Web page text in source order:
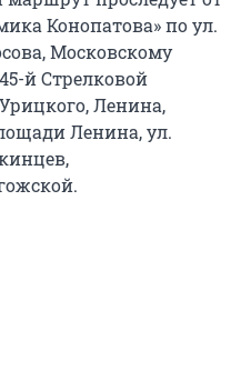
Конопатова» по ул.
Московскому
й Стрелковой
Ленина,
Ленина, ул.